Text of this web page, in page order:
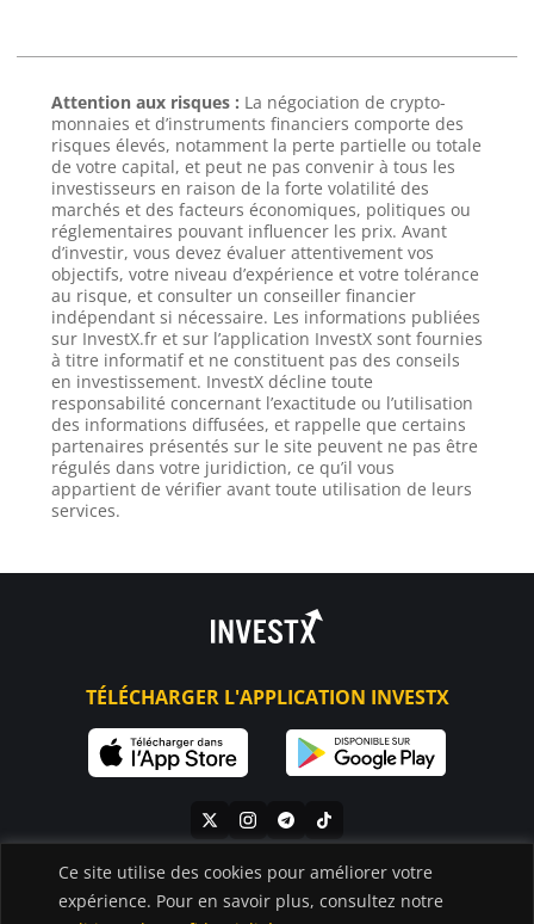
Ce site utilise des cookies pour améliorer votre
expérience. Pour en savoir plus, consultez notre
Attention aux risques : La négociation de crypto-
monnaies et d’instruments financiers comporte des
risques élevés, notamment la perte partielle ou totale
de votre capital, et peut ne pas convenir à tous les
investisseurs en raison de la forte volatilité des
marchés et des facteurs économiques, politiques ou
réglementaires pouvant influencer les prix. Avant
d’investir, vous devez évaluer attentivement vos
objectifs, votre niveau d’expérience et votre tolérance
au risque, et consulter un conseiller financier
indépendant si nécessaire. Les informations publiées
sur InvestX.fr et sur l’application InvestX sont fournies
à titre informatif et ne constituent pas des conseils
en investissement. InvestX décline toute
responsabilité concernant l’exactitude ou l’utilisation
des informations diffusées, et rappelle que certains
partenaires présentés sur le site peuvent ne pas être
régulés dans votre juridiction, ce qu’il vous
appartient de vérifier avant toute utilisation de leurs
services.
TÉLÉCHARGER L'APPLICATION INVESTX
ACTU CRYPTO GUIDE